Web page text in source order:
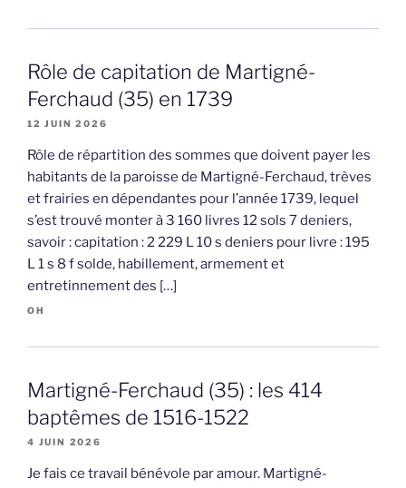
Rôle de capitation de Martigné-
Ferchaud (35) en 1739
12 JUIN 2026
Rôle de répartition des sommes que doivent payer les
habitants de la paroisse de Martigné-Ferchaud, trèves
et frairies en dépendantes pour l’année 1739, lequel
s’est trouvé monter à 3 160 livres 12 sols 7 deniers,
savoir : capitation : 2 229 L 10 s deniers pour livre : 195
L 1 s 8 f solde, habillement, armement et
entretinnement des […]
OH
Martigné-Ferchaud (35) : les 414
baptêmes de 1516-1522
4 JUIN 2026
Je fais ce travail bénévole par amour. Martigné-